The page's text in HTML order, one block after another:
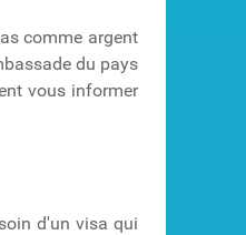
comme argent
du pays
vous informer
d'un visa qui